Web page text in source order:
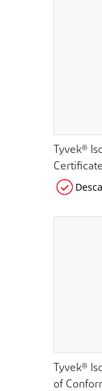
Tyvek®
Certificate
Tyvek®
of